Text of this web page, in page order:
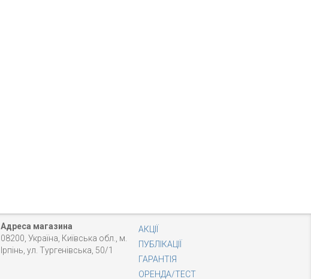
Адреса магазина
08200, Україна, Київська обл., м.
Ірпінь, ул. Тургенівська, 50/1
АКЦІЇ
ПУБЛІКАЦІЇ
ГАРАНТІЯ
ОРЕНДА/ТЕСТ